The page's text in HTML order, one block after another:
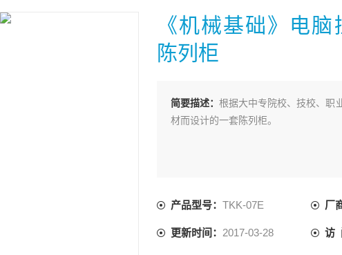
《机械基础》电
陈列柜
简要描述：根据大中专院校、技校、职
材而设计的一套陈列柜。
产品型号： TKK-07E 厂
更新时间： 2017-03-28 访